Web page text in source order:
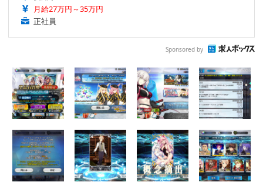
月給27万円～35万円
正社員
Sponsored by